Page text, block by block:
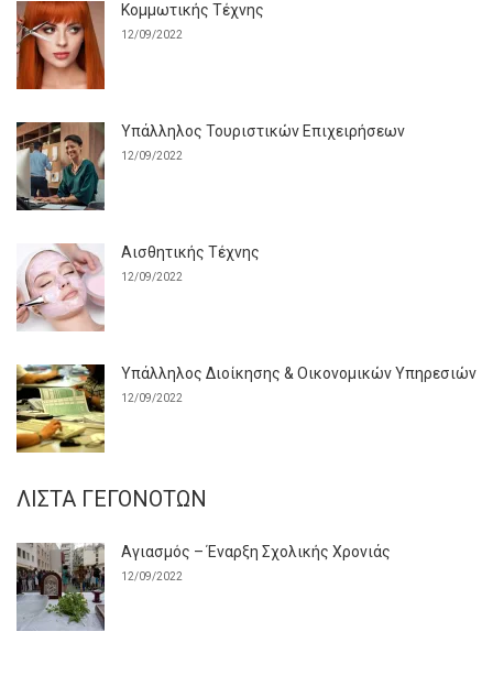
Κομμωτικής Τέχνης
12/09/2022
Υπάλληλος Τουριστικών Επιχειρήσεων
12/09/2022
Αισθητικής Τέχνης
12/09/2022
Υπάλληλος Διοίκησης & Οικονομικών Υπηρεσιών
12/09/2022
ΛΊΣΤΑ ΓΕΓΟΝΌΤΩΝ
Αγιασμός – Έναρξη Σχολικής Χρονιάς
12/09/2022